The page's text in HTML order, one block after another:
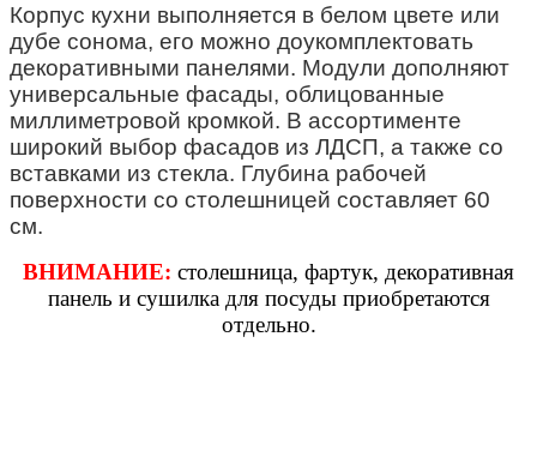
Корпус кухни выполняется в белом цвете или
дубе сонома, его можно доукомплектовать
декоративными панелями. Модули дополняют
универсальные фасады, облицованные
миллиметровой кромкой. В ассортименте
широкий выбор фасадов из ЛДСП, а также со
вставками из стекла. Глубина рабочей
поверхности со столешницей составляет 60
см.
ВНИМАНИЕ: столешница, фартук, декоративная
панель и сушилка для посуды приобретаются
отдельно.